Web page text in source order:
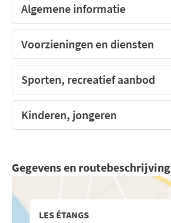
Algemene informatie
Voorzieningen en diensten
Sporten, recreatief aanbod
Kinderen, jongeren
Gegevens en routebeschrijving
LES ÉTANGS